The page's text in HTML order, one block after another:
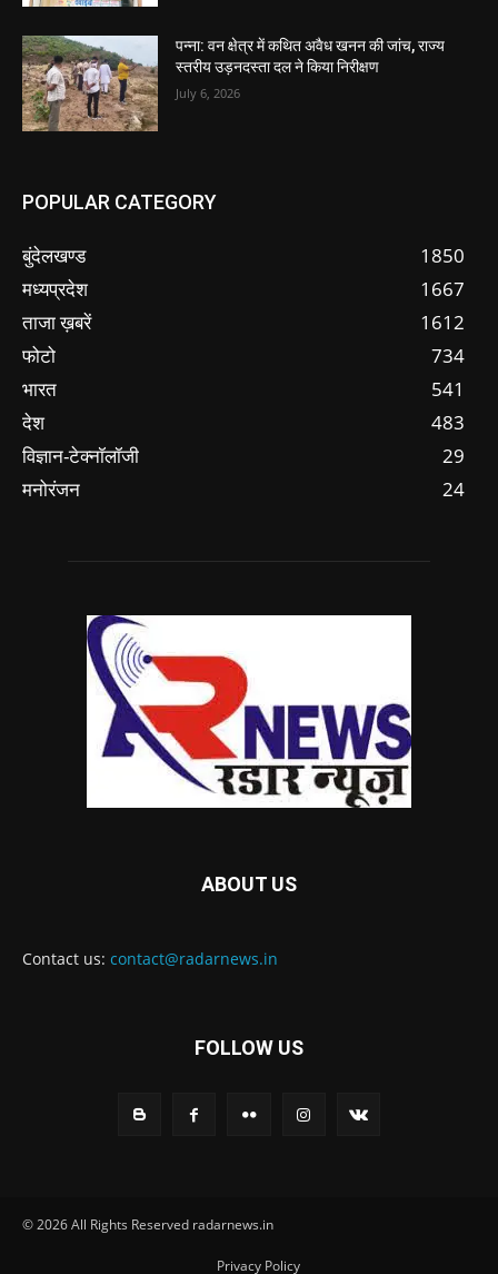
पन्ना: वन क्षेत्र में कथित अवैध खनन की जांच, राज्य
स्तरीय उड़नदस्ता दल ने किया निरीक्षण
July 6, 2026
POPULAR CATEGORY
बुंदेलखण्ड
1850
मध्यप्रदेश
1667
ताजा ख़बरें
1612
फोटो
734
भारत
541
देश
483
विज्ञान-टेक्नॉलॉजी
29
मनोरंजन
24
ABOUT US
Contact us: contact@radarnews.in
FOLLOW US
© 2026 All Rights Reserved radarnews.in
Privacy Policy